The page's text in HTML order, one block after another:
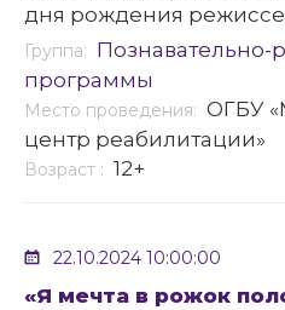
дня рождения
Группа: Познавательно-
программы
Место проведения: ОГБУ
центр реабилитации»
Возраст : 12+
22.10.2024 10:00:00
«Я мечта в рожок